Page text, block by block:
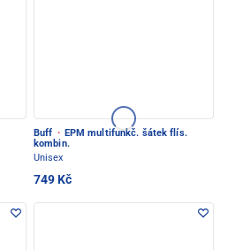
Buff · EPM multifunkč. šátek flís.
kombin.
Unisex
749 Kč